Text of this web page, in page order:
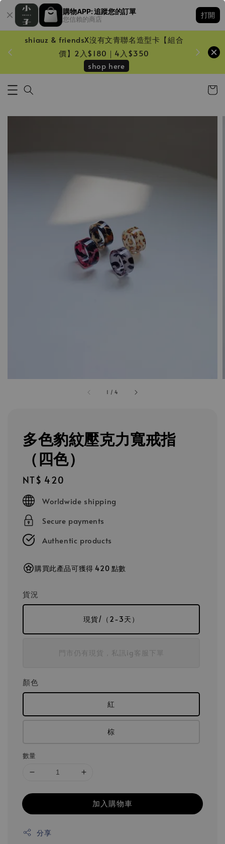
購物APP: 追蹤您的訂單
您信賴的商店
打開
shiauz & friendsX沒有文青聯名造型卡【組合
價】2入$180｜4入$350
shop here
1 /4
多色豹紋壓克力寬戒指
（四色）
Regular
price
NT$ 420
Worldwide shipping
Secure payments
Authentic products
購買此產品可獲得 420 點數
貨況
現貨/（2-3天）
門市仍有現貨，私訊ig客服下單
顏色
紅
棕
數量
加入購物車
分享